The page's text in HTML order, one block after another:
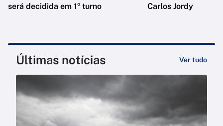
será decidida em 1º turno
Carlos Jordy
Últimas notícias Ver tudo